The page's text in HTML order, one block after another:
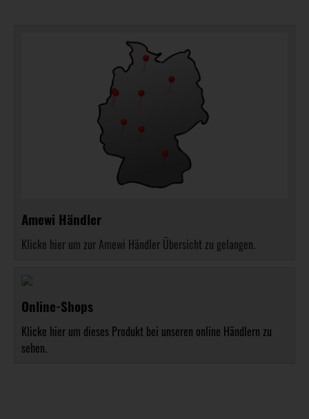
Amewi Händler
Klicke hier um zur Amewi Händler Übersicht zu gelangen.
Online-Shops
Klicke hier um dieses Produkt bei unseren online Händlern zu
sehen.